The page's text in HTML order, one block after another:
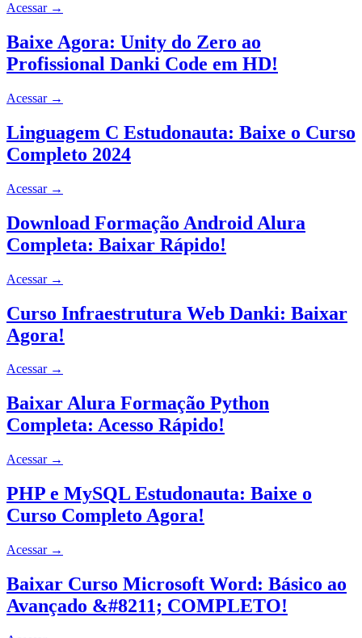
Acessar →
Baixe Agora: Unity do Zero ao
Profissional Danki Code em HD!
Acessar →
Linguagem C Estudonauta: Baixe o Curso
Completo 2024
Acessar →
Download Formação Android Alura
Completa: Baixar Rápido!
Acessar →
Curso Infraestrutura Web Danki: Baixar
Agora!
Acessar →
Baixar Alura Formação Python
Completa: Acesso Rápido!
Acessar →
PHP e MySQL Estudonauta: Baixe o
Curso Completo Agora!
Acessar →
Baixar Curso Microsoft Word: Básico ao
Avançado &#8211; COMPLETO!